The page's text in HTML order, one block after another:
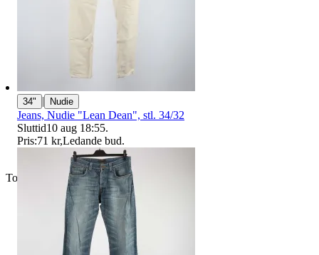
Toppsäljare
34" | Nudie
Jeans, Nudie "Lean Dean", stl. 34/32
Sluttid10 aug 18:55.
Pris:71 kr,Ledande bud.